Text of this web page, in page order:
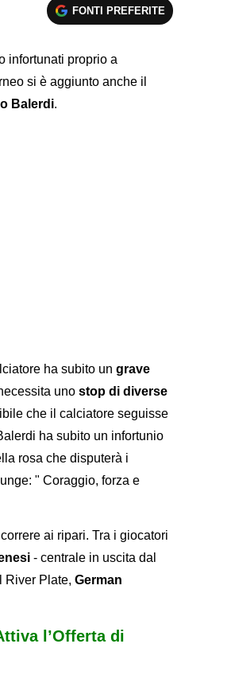
FONTI PREFERITE
infortunati proprio a
si è aggiunto anche il
Balerdi.
ha subito un grave
uno stop di diverse
che il calciatore seguisse
ha subito un infortunio
rosa che disputerà i
" Coraggio, forza e
ai ripari. Tra i giocatori
- centrale in uscita dal
River Plate, German
l’Offerta di